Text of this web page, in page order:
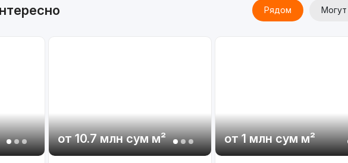
Рядом
от10.7 млн сумм² от1 млн сумм²